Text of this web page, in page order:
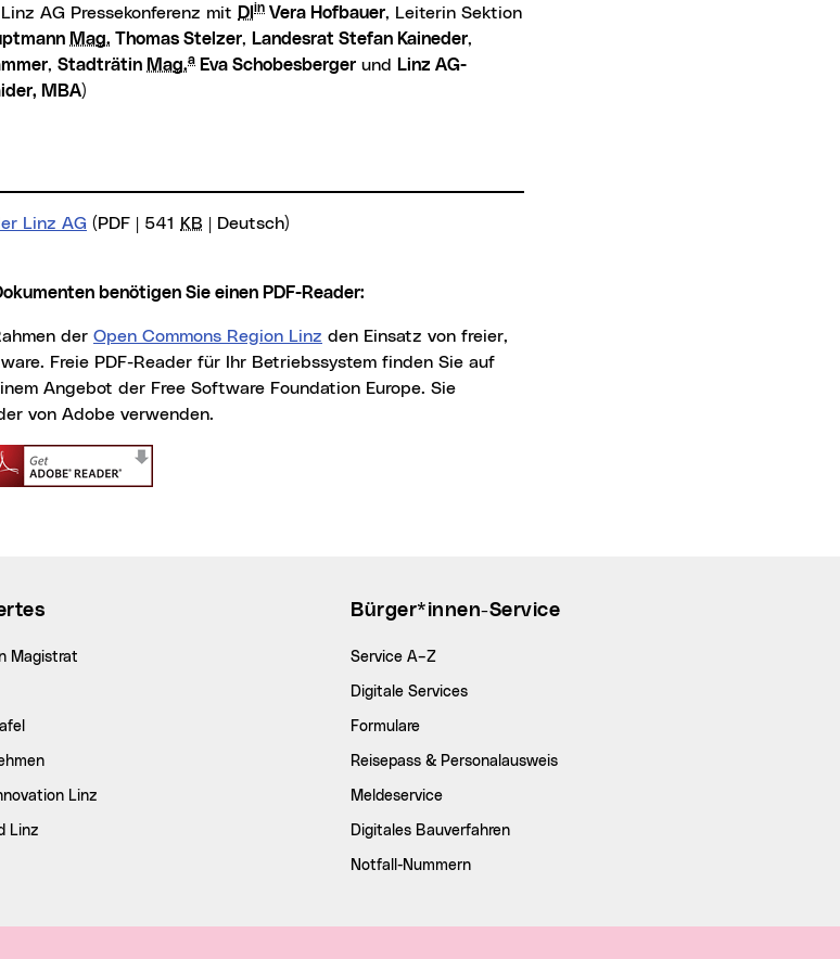
AG Pressekonferenz mit DI in Vera Hofbauer, Leiterin Sektion
Mag. Thomas Stelzer, Landesrat Stefan Kaineder,
, Stadträtin Mag.a Eva Schobesberger und Linz AG-
MBA)
Linz AG (PDF | 541 KB | Deutsch)
benötigen Sie einen PDF-Reader:
der Open Commons Region Linz den Einsatz von freier,
Freie PDF-Reader für Ihr Betriebssystem finden Sie auf
Fenster)
Angebot der Free Software Foundation Europe. Sie
von Adobe verwenden.
Magistrat
Linz
Linz
Bürger*innen-Service
Service A–Z
Digitale Services
Formulare
Reisepass & Personalausweis
Meldeservice
Digitales Bauverfahren
Notfall-Nummern